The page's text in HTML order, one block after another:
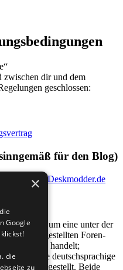
zwischen dir und dem
geschlossen:
für den Blog)
für Deskmodder.de
bei phpBB um eine unter der
bereitgestellten Foren-
) handelt;
durch die deutschsprachige
Verfügung gestellt. Beide
×
Google
die
zu